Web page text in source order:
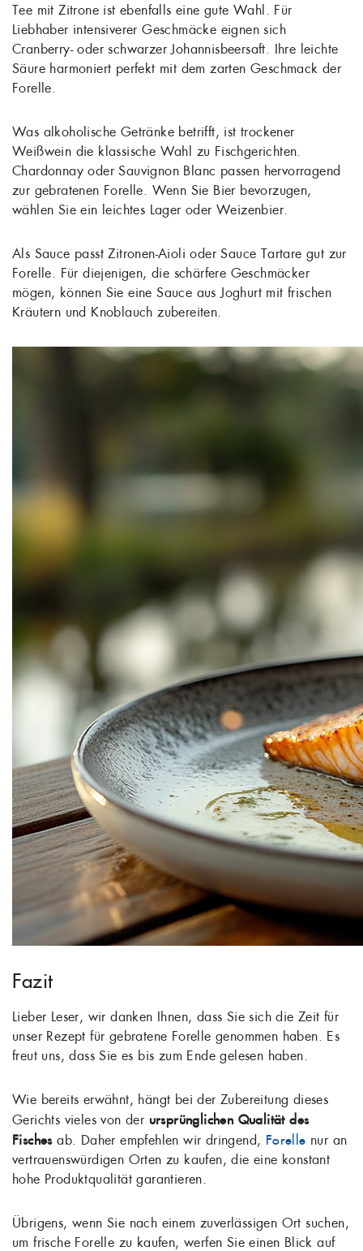
Tee mit Zitrone ist ebenfalls eine gute Wahl. Für
Liebhaber intensiverer Geschmäcke eignen sich
Cranberry- oder schwarzer Johannisbeersaft. Ihre leichte
Säure harmoniert perfekt mit dem zarten Geschmack der
Forelle.
Was alkoholische Getränke betrifft, ist trockener
Weißwein die klassische Wahl zu Fischgerichten.
Chardonnay oder Sauvignon Blanc passen hervorragend
zur gebratenen Forelle. Wenn Sie Bier bevorzugen,
wählen Sie ein leichtes Lager oder Weizenbier.
Als Sauce passt Zitronen-Aioli oder Sauce Tartare gut zur
Forelle. Für diejenigen, die schärfere Geschmäcker
mögen, können Sie eine Sauce aus Joghurt mit frischen
Kräutern und Knoblauch zubereiten.
Fazit
Lieber Leser, wir danken Ihnen, dass Sie sich die Zeit für
unser Rezept für gebratene Forelle genommen haben. Es
freut uns, dass Sie es bis zum Ende gelesen haben.
Wie bereits erwähnt, hängt bei der Zubereitung dieses
Gerichts vieles von der ursprünglichen Qualität des
Fischesab. Daher empfehlen wir dringend, Forelle nur an
vertrauenswürdigen Orten zu kaufen, die eine konstant
hohe Produktqualität garantieren.
Übrigens, wenn Sie nach einem zuverlässigen Ort suchen,
um frische Forelle zu kaufen, werfen Sie einen Blick auf